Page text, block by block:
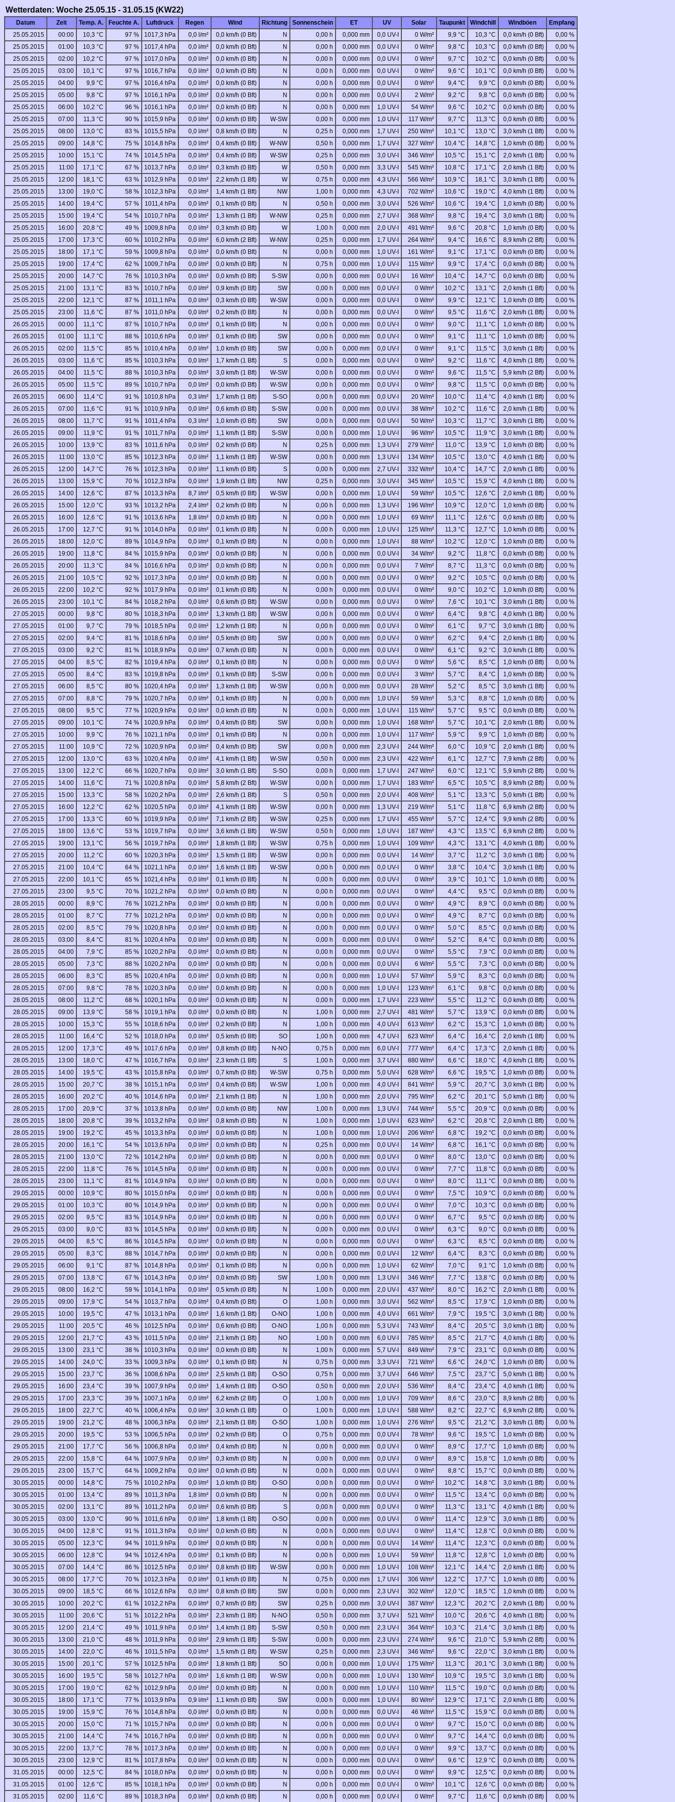
Wetterdaten: Woche 25.05.15 - 31.05.15 (KW22)
Datum Zeit Temp. A. Feuchte A. Luftdruck Regen Wind Richtung Sonnenschein ET UV Solar Taupunkt Windchill Windböen
Empfang
25.05.2015
00:00 10,3 °C 97 % 1017,3 hPa 0,0 l/m² 0,0 km/h (0 Bft) N 0,00 h 0,000 mm 0,0 UV-I 0 W/m² 9,9 °C 10,3 °C 0,0 km/h (0 Bft)
0,00 %
25.05.2015
01:00 10,3 °C 97 % 1017,4 hPa 0,0 l/m² 0,0 km/h (0 Bft) N 0,00 h 0,000 mm 0,0 UV-I 0 W/m² 9,8 °C 10,3 °C 0,0 km/h (0 Bft)
0,00 %
25.05.2015
02:00 10,2 °C 97 % 1017,0 hPa 0,0 l/m² 0,0 km/h (0 Bft) N 0,00 h 0,000 mm 0,0 UV-I 0 W/m² 9,7 °C 10,2 °C 0,0 km/h (0 Bft)
0,00 %
25.05.2015
03:00 10,1 °C 97 % 1016,7 hPa 0,0 l/m² 0,0 km/h (0 Bft) N 0,00 h 0,000 mm 0,0 UV-I 0 W/m² 9,6 °C 10,1 °C 0,0 km/h (0 Bft)
0,00 %
25.05.2015
04:00 9,9 °C 97 % 1016,4 hPa 0,0 l/m² 0,0 km/h (0 Bft) N 0,00 h 0,000 mm 0,0 UV-I 0 W/m² 9,4 °C 9,9 °C 0,0 km/h (0 Bft)
0,00 %
25.05.2015
05:00 9,8 °C 97 % 1016,1 hPa 0,0 l/m² 0,0 km/h (0 Bft) N 0,00 h 0,000 mm 0,0 UV-I 2 W/m² 9,2 °C 9,8 °C 0,0 km/h (0 Bft)
0,00 %
25.05.2015
06:00 10,2 °C 96 % 1016,1 hPa 0,0 l/m² 0,0 km/h (0 Bft) N 0,00 h 0,000 mm 1,0 UV-I 54 W/m² 9,6 °C 10,2 °C 0,0 km/h (0 Bft)
0,00 %
25.05.2015
07:00 11,3 °C 90 % 1015,9 hPa 0,0 l/m² 0,0 km/h (0 Bft) W-SW 0,00 h 0,000 mm 1,0 UV-I 117 W/m² 9,7 °C 11,3 °C 0,0 km/h (0 Bft)
0,00 %
25.05.2015
08:00 13,0 °C 83 % 1015,5 hPa 0,0 l/m² 0,8 km/h (0 Bft) N 0,25 h 0,000 mm 1,7 UV-I 250 W/m² 10,1 °C 13,0 °C 3,0 km/h (1 Bft)
0,00 %
25.05.2015
09:00 14,8 °C 75 % 1014,8 hPa 0,0 l/m² 0,4 km/h (0 Bft) W-NW 0,50 h 0,000 mm 1,7 UV-I 327 W/m² 10,4 °C 14,8 °C 1,0 km/h (0 Bft)
0,00 %
25.05.2015
10:00 15,1 °C 74 % 1014,5 hPa 0,0 l/m² 0,4 km/h (0 Bft) W-SW 0,25 h 0,000 mm 3,0 UV-I 346 W/m² 10,5 °C 15,1 °C 2,0 km/h (1 Bft)
0,00 %
25.05.2015
11:00 17,1 °C 67 % 1013,7 hPa 0,0 l/m² 0,3 km/h (0 Bft) W 0,50 h 0,000 mm 3,3 UV-I 545 W/m² 10,8 °C 17,1 °C 2,0 km/h (1 Bft)
0,00 %
25.05.2015
12:00 18,1 °C 63 % 1012,9 hPa 0,0 l/m² 2,2 km/h (1 Bft) W 0,75 h 0,000 mm 4,3 UV-I 566 W/m² 10,9 °C 18,1 °C 3,0 km/h (1 Bft)
0,00 %
25.05.2015
13:00 19,0 °C 58 % 1012,3 hPa 0,0 l/m² 1,4 km/h (1 Bft) NW 1,00 h 0,000 mm 4,3 UV-I 702 W/m² 10,6 °C 19,0 °C 4,0 km/h (1 Bft)
0,00 %
25.05.2015
14:00 19,4 °C 57 % 1011,4 hPa 0,0 l/m² 0,1 km/h (0 Bft) N 0,50 h 0,000 mm 3,0 UV-I 526 W/m² 10,6 °C 19,4 °C 1,0 km/h (0 Bft)
0,00 %
25.05.2015
15:00 19,4 °C 54 % 1010,7 hPa 0,0 l/m² 1,3 km/h (1 Bft) W-NW 0,25 h 0,000 mm 2,7 UV-I 368 W/m² 9,8 °C 19,4 °C 3,0 km/h (1 Bft)
0,00 %
25.05.2015
16:00 20,8 °C 49 % 1009,8 hPa 0,0 l/m² 0,3 km/h (0 Bft) W 1,00 h 0,000 mm 2,0 UV-I 491 W/m² 9,6 °C 20,8 °C 1,0 km/h (0 Bft)
0,00 %
25.05.2015
17:00 17,3 °C 60 % 1010,2 hPa 0,0 l/m² 6,0 km/h (2 Bft) W-NW 0,25 h 0,000 mm 1,7 UV-I 264 W/m² 9,4 °C 16,6 °C 8,9 km/h (2 Bft)
0,00 %
25.05.2015
18:00 17,1 °C 59 % 1009,8 hPa 0,0 l/m² 0,0 km/h (0 Bft) N 0,00 h 0,000 mm 1,0 UV-I 161 W/m² 9,1 °C 17,1 °C 0,0 km/h (0 Bft)
0,00 %
25.05.2015
19:00 17,4 °C 62 % 1009,7 hPa 0,0 l/m² 0,0 km/h (0 Bft) N 0,75 h 0,000 mm 1,0 UV-I 115 W/m² 9,9 °C 17,4 °C 0,0 km/h (0 Bft)
0,00 %
25.05.2015
20:00 14,7 °C 76 % 1010,3 hPa 0,0 l/m² 0,0 km/h (0 Bft) S-SW 0,00 h 0,000 mm 0,0 UV-I 16 W/m² 10,4 °C 14,7 °C 0,0 km/h (0 Bft)
0,00 %
25.05.2015
21:00 13,1 °C 83 % 1010,7 hPa 0,0 l/m² 0,9 km/h (0 Bft) SW 0,00 h 0,000 mm 0,0 UV-I 0 W/m² 10,2 °C 13,1 °C 2,0 km/h (1 Bft)
0,00 %
25.05.2015
22:00 12,1 °C 87 % 1011,1 hPa 0,0 l/m² 0,3 km/h (0 Bft) W-SW 0,00 h 0,000 mm 0,0 UV-I 0 W/m² 9,9 °C 12,1 °C 1,0 km/h (0 Bft)
0,00 %
25.05.2015
23:00 11,6 °C 87 % 1011,0 hPa 0,0 l/m² 0,2 km/h (0 Bft) N 0,00 h 0,000 mm 0,0 UV-I 0 W/m² 9,5 °C 11,6 °C 2,0 km/h (1 Bft)
0,00 %
26.05.2015
00:00 11,1 °C 87 % 1010,7 hPa 0,0 l/m² 0,1 km/h (0 Bft) N 0,00 h 0,000 mm 0,0 UV-I 0 W/m² 9,0 °C 11,1 °C 1,0 km/h (0 Bft)
0,00 %
26.05.2015
01:00 11,1 °C 88 % 1010,6 hPa 0,0 l/m² 0,1 km/h (0 Bft) SW 0,00 h 0,000 mm 0,0 UV-I 0 W/m² 9,1 °C 11,1 °C 1,0 km/h (0 Bft)
0,00 %
26.05.2015
02:00 11,5 °C 85 % 1010,4 hPa 0,0 l/m² 1,0 km/h (0 Bft) SW 0,00 h 0,000 mm 0,0 UV-I 0 W/m² 9,1 °C 11,5 °C 3,0 km/h (1 Bft)
0,00 %
26.05.2015
03:00 11,6 °C 85 % 1010,3 hPa 0,0 l/m² 1,7 km/h (1 Bft) S 0,00 h 0,000 mm 0,0 UV-I 0 W/m² 9,2 °C 11,6 °C 4,0 km/h (1 Bft)
0,00 %
26.05.2015
04:00 11,5 °C 88 % 1010,3 hPa 0,0 l/m² 3,0 km/h (1 Bft) W-SW 0,00 h 0,000 mm 0,0 UV-I 0 W/m² 9,6 °C 11,5 °C 5,9 km/h (2 Bft)
0,00 %
26.05.2015
05:00 11,5 °C 89 % 1010,7 hPa 0,0 l/m² 0,0 km/h (0 Bft) W-SW 0,00 h 0,000 mm 0,0 UV-I 0 W/m² 9,8 °C 11,5 °C 0,0 km/h (0 Bft)
0,00 %
26.05.2015
06:00 11,4 °C 91 % 1010,8 hPa 0,3 l/m² 1,7 km/h (1 Bft) S-SO 0,00 h 0,000 mm 0,0 UV-I 20 W/m² 10,0 °C 11,4 °C 4,0 km/h (1 Bft)
0,00 %
26.05.2015
07:00 11,6 °C 91 % 1010,9 hPa 0,0 l/m² 0,6 km/h (0 Bft) S-SW 0,00 h 0,000 mm 0,0 UV-I 38 W/m² 10,2 °C 11,6 °C 2,0 km/h (1 Bft)
0,00 %
26.05.2015
08:00 11,7 °C 91 % 1011,4 hPa 0,3 l/m² 1,0 km/h (0 Bft) SW 0,00 h 0,000 mm 0,0 UV-I 50 W/m² 10,3 °C 11,7 °C 3,0 km/h (1 Bft)
0,00 %
26.05.2015
09:00 11,9 °C 91 % 1011,7 hPa 0,0 l/m² 1,1 km/h (1 Bft) S-SW 0,00 h 0,000 mm 1,0 UV-I 96 W/m² 10,5 °C 11,9 °C 3,0 km/h (1 Bft)
0,00 %
26.05.2015
10:00 13,9 °C 83 % 1011,6 hPa 0,0 l/m² 0,2 km/h (0 Bft) N 0,25 h 0,000 mm 1,3 UV-I 279 W/m² 11,0 °C 13,9 °C 1,0 km/h (0 Bft)
0,00 %
26.05.2015
11:00 13,0 °C 85 % 1012,3 hPa 0,0 l/m² 1,1 km/h (1 Bft) W-SW 0,00 h 0,000 mm 1,3 UV-I 134 W/m² 10,5 °C 13,0 °C 4,0 km/h (1 Bft)
0,00 %
26.05.2015
12:00 14,7 °C 76 % 1012,3 hPa 0,0 l/m² 1,1 km/h (0 Bft) S 0,00 h 0,000 mm 2,7 UV-I 332 W/m² 10,4 °C 14,7 °C 2,0 km/h (1 Bft)
0,00 %
26.05.2015
13:00 15,9 °C 70 % 1012,3 hPa 0,0 l/m² 1,9 km/h (1 Bft) NW 0,25 h 0,000 mm 3,0 UV-I 345 W/m² 10,5 °C 15,9 °C 4,0 km/h (1 Bft)
0,00 %
26.05.2015
14:00 12,6 °C 87 % 1013,3 hPa 8,7 l/m² 0,5 km/h (0 Bft) W-SW 0,00 h 0,000 mm 1,0 UV-I 59 W/m² 10,5 °C 12,6 °C 2,0 km/h (1 Bft)
0,00 %
26.05.2015
15:00 12,0 °C 93 % 1013,2 hPa 2,4 l/m² 0,2 km/h (0 Bft) N 0,00 h 0,000 mm 1,3 UV-I 196 W/m² 10,9 °C 12,0 °C 1,0 km/h (0 Bft)
0,00 %
26.05.2015
16:00 12,6 °C 91 % 1013,6 hPa 1,8 l/m² 0,0 km/h (0 Bft) N 0,00 h 0,000 mm 1,0 UV-I 69 W/m² 11,1 °C 12,6 °C 0,0 km/h (0 Bft)
0,00 %
26.05.2015
17:00 12,7 °C 91 % 1014,0 hPa 0,0 l/m² 0,1 km/h (0 Bft) N 0,00 h 0,000 mm 1,0 UV-I 125 W/m² 11,3 °C 12,7 °C 1,0 km/h (0 Bft)
0,00 %
26.05.2015
18:00 12,0 °C 89 % 1014,9 hPa 0,0 l/m² 0,1 km/h (0 Bft) N 0,00 h 0,000 mm 1,0 UV-I 88 W/m² 10,2 °C 12,0 °C 1,0 km/h (0 Bft)
0,00 %
26.05.2015
19:00 11,8 °C 84 % 1015,9 hPa 0,0 l/m² 0,0 km/h (0 Bft) N 0,00 h 0,000 mm 0,0 UV-I 34 W/m² 9,2 °C 11,8 °C 0,0 km/h (0 Bft)
0,00 %
26.05.2015
20:00 11,3 °C 84 % 1016,6 hPa 0,0 l/m² 0,0 km/h (0 Bft) N 0,00 h 0,000 mm 0,0 UV-I 7 W/m² 8,7 °C 11,3 °C 0,0 km/h (0 Bft)
0,00 %
26.05.2015
21:00 10,5 °C 92 % 1017,3 hPa 0,0 l/m² 0,0 km/h (0 Bft) N 0,00 h 0,000 mm 0,0 UV-I 0 W/m² 9,2 °C 10,5 °C 0,0 km/h (0 Bft)
0,00 %
26.05.2015
22:00 10,2 °C 92 % 1017,9 hPa 0,0 l/m² 0,1 km/h (0 Bft) N 0,00 h 0,000 mm 0,0 UV-I 0 W/m² 9,0 °C 10,2 °C 1,0 km/h (0 Bft)
0,00 %
26.05.2015
23:00 10,1 °C 84 % 1018,2 hPa 0,0 l/m² 0,6 km/h (0 Bft) W-SW 0,00 h 0,000 mm 0,0 UV-I 0 W/m² 7,6 °C 10,1 °C 3,0 km/h (1 Bft)
0,00 %
27.05.2015
00:00 9,8 °C 80 % 1018,3 hPa 0,0 l/m² 1,3 km/h (1 Bft) W-SW 0,00 h 0,000 mm 0,0 UV-I 0 W/m² 6,4 °C 9,8 °C 4,0 km/h (1 Bft)
0,00 %
27.05.2015
01:00 9,7 °C 79 % 1018,5 hPa 0,0 l/m² 1,2 km/h (1 Bft) N 0,00 h 0,000 mm 0,0 UV-I 0 W/m² 6,1 °C 9,7 °C 3,0 km/h (1 Bft)
0,00 %
27.05.2015
02:00 9,4 °C 81 % 1018,6 hPa 0,0 l/m² 0,5 km/h (0 Bft) SW 0,00 h 0,000 mm 0,0 UV-I 0 W/m² 6,2 °C 9,4 °C 2,0 km/h (1 Bft)
0,00 %
27.05.2015
03:00 9,2 °C 81 % 1018,9 hPa 0,0 l/m² 0,7 km/h (0 Bft) N 0,00 h 0,000 mm 0,0 UV-I 0 W/m² 6,1 °C 9,2 °C 3,0 km/h (1 Bft)
0,00 %
27.05.2015
04:00 8,5 °C 82 % 1019,4 hPa 0,0 l/m² 0,1 km/h (0 Bft) N 0,00 h 0,000 mm 0,0 UV-I 0 W/m² 5,6 °C 8,5 °C 1,0 km/h (0 Bft)
0,00 %
27.05.2015
05:00 8,4 °C 83 % 1019,8 hPa 0,0 l/m² 0,1 km/h (0 Bft) S-SW 0,00 h 0,000 mm 0,0 UV-I 3 W/m² 5,7 °C 8,4 °C 1,0 km/h (0 Bft)
0,00 %
27.05.2015
06:00 8,5 °C 80 % 1020,4 hPa 0,0 l/m² 1,3 km/h (1 Bft) W-SW 0,00 h 0,000 mm 0,0 UV-I 28 W/m² 5,2 °C 8,5 °C 3,0 km/h (1 Bft)
0,00 %
27.05.2015
07:00 8,8 °C 79 % 1020,7 hPa 0,0 l/m² 0,1 km/h (0 Bft) N 0,00 h 0,000 mm 1,0 UV-I 59 W/m² 5,3 °C 8,8 °C 1,0 km/h (0 Bft)
0,00 %
27.05.2015
08:00 9,5 °C 77 % 1020,9 hPa 0,0 l/m² 0,0 km/h (0 Bft) N 0,00 h 0,000 mm 1,0 UV-I 115 W/m² 5,7 °C 9,5 °C 0,0 km/h (0 Bft)
0,00 %
27.05.2015
09:00 10,1 °C 74 % 1020,9 hPa 0,0 l/m² 0,4 km/h (0 Bft) SW 0,00 h 0,000 mm 1,0 UV-I 168 W/m² 5,7 °C 10,1 °C 2,0 km/h (1 Bft)
0,00 %
27.05.2015
10:00 9,9 °C 76 % 1021,1 hPa 0,0 l/m² 0,1 km/h (0 Bft) N 0,00 h 0,000 mm 1,0 UV-I 117 W/m² 5,9 °C 9,9 °C 1,0 km/h (0 Bft)
0,00 %
27.05.2015
11:00 10,9 °C 72 % 1020,9 hPa 0,0 l/m² 0,4 km/h (0 Bft) SW 0,00 h 0,000 mm 2,3 UV-I 244 W/m² 6,0 °C 10,9 °C 2,0 km/h (1 Bft)
0,00 %
27.05.2015
12:00 13,0 °C 63 % 1020,4 hPa 0,0 l/m² 4,1 km/h (1 Bft) W-SW 0,50 h 0,000 mm 2,3 UV-I 422 W/m² 6,1 °C 12,7 °C 7,9 km/h (2 Bft)
0,00 %
27.05.2015
13:00 12,2 °C 66 % 1020,7 hPa 0,0 l/m² 3,0 km/h (1 Bft) S-SO 0,00 h 0,000 mm 1,7 UV-I 247 W/m² 6,0 °C 12,1 °C 5,9 km/h (2 Bft)
0,00 %
27.05.2015
14:00 11,6 °C 71 % 1020,8 hPa 0,0 l/m² 5,8 km/h (2 Bft) W-SW 0,00 h 0,000 mm 1,7 UV-I 183 W/m² 6,5 °C 10,5 °C 8,9 km/h (2 Bft)
0,00 %
27.05.2015
15:00 13,3 °C 58 % 1020,2 hPa 0,0 l/m² 2,6 km/h (1 Bft) S 0,50 h 0,000 mm 2,0 UV-I 408 W/m² 5,1 °C 13,3 °C 5,0 km/h (1 Bft)
0,00 %
27.05.2015
16:00 12,2 °C 62 % 1020,5 hPa 0,0 l/m² 4,1 km/h (1 Bft) W-SW 0,00 h 0,000 mm 1,3 UV-I 219 W/m² 5,1 °C 11,8 °C 6,9 km/h (2 Bft)
0,00 %
27.05.2015
17:00 13,3 °C 60 % 1019,9 hPa 0,0 l/m² 7,1 km/h (2 Bft) W-SW 0,25 h 0,000 mm 1,7 UV-I 455 W/m² 5,7 °C 12,4 °C 9,9 km/h (2 Bft)
0,00 %
27.05.2015
18:00 13,6 °C 53 % 1019,7 hPa 0,0 l/m² 3,6 km/h (1 Bft) W-SW 0,50 h 0,000 mm 1,0 UV-I 187 W/m² 4,3 °C 13,5 °C 6,9 km/h (2 Bft)
0,00 %
27.05.2015
19:00 13,1 °C 56 % 1019,7 hPa 0,0 l/m² 1,8 km/h (1 Bft) W-SW 0,75 h 0,000 mm 1,0 UV-I 109 W/m² 4,3 °C 13,1 °C 4,0 km/h (1 Bft)
0,00 %
27.05.2015
20:00 11,2 °C 60 % 1020,3 hPa 0,0 l/m² 1,5 km/h (1 Bft) W-SW 0,00 h 0,000 mm 0,0 UV-I 14 W/m² 3,7 °C 11,2 °C 3,0 km/h (1 Bft)
0,00 %
27.05.2015
21:00 10,4 °C 64 % 1021,1 hPa 0,0 l/m² 1,6 km/h (1 Bft) W-SW 0,00 h 0,000 mm 0,0 UV-I 0 W/m² 3,8 °C 10,4 °C 3,0 km/h (1 Bft)
0,00 %
27.05.2015
22:00 10,1 °C 65 % 1021,4 hPa 0,0 l/m² 0,1 km/h (0 Bft) N 0,00 h 0,000 mm 0,0 UV-I 0 W/m² 3,9 °C 10,1 °C 1,0 km/h (0 Bft)
0,00 %
27.05.2015
23:00 9,5 °C 70 % 1021,2 hPa 0,0 l/m² 0,0 km/h (0 Bft) N 0,00 h 0,000 mm 0,0 UV-I 0 W/m² 4,4 °C 9,5 °C 0,0 km/h (0 Bft)
0,00 %
28.05.2015
00:00 8,9 °C 76 % 1021,2 hPa 0,0 l/m² 0,0 km/h (0 Bft) N 0,00 h 0,000 mm 0,0 UV-I 0 W/m² 4,9 °C 8,9 °C 0,0 km/h (0 Bft)
0,00 %
28.05.2015
01:00 8,7 °C 77 % 1021,2 hPa 0,0 l/m² 0,0 km/h (0 Bft) N 0,00 h 0,000 mm 0,0 UV-I 0 W/m² 4,9 °C 8,7 °C 0,0 km/h (0 Bft)
0,00 %
28.05.2015
02:00 8,5 °C 79 % 1020,8 hPa 0,0 l/m² 0,0 km/h (0 Bft) N 0,00 h 0,000 mm 0,0 UV-I 0 W/m² 5,0 °C 8,5 °C 0,0 km/h (0 Bft)
0,00 %
28.05.2015
03:00 8,4 °C 81 % 1020,4 hPa 0,0 l/m² 0,0 km/h (0 Bft) N 0,00 h 0,000 mm 0,0 UV-I 0 W/m² 5,2 °C 8,4 °C 0,0 km/h (0 Bft)
0,00 %
28.05.2015
04:00 7,9 °C 85 % 1020,2 hPa 0,0 l/m² 0,0 km/h (0 Bft) N 0,00 h 0,000 mm 0,0 UV-I 0 W/m² 5,5 °C 7,9 °C 0,0 km/h (0 Bft)
0,00 %
28.05.2015
05:00 7,3 °C 88 % 1020,2 hPa 0,0 l/m² 0,0 km/h (0 Bft) N 0,00 h 0,000 mm 0,0 UV-I 6 W/m² 5,5 °C 7,3 °C 0,0 km/h (0 Bft)
0,00 %
28.05.2015
06:00 8,3 °C 85 % 1020,4 hPa 0,0 l/m² 0,0 km/h (0 Bft) N 0,00 h 0,000 mm 1,0 UV-I 57 W/m² 5,9 °C 8,3 °C 0,0 km/h (0 Bft)
0,00 %
28.05.2015
07:00 9,8 °C 78 % 1020,3 hPa 0,0 l/m² 0,0 km/h (0 Bft) N 0,00 h 0,000 mm 1,0 UV-I 123 W/m² 6,1 °C 9,8 °C 0,0 km/h (0 Bft)
0,00 %
28.05.2015
08:00 11,2 °C 68 % 1020,1 hPa 0,0 l/m² 0,0 km/h (0 Bft) N 0,00 h 0,000 mm 1,7 UV-I 223 W/m² 5,5 °C 11,2 °C 0,0 km/h (0 Bft)
0,00 %
28.05.2015
09:00 13,9 °C 58 % 1019,1 hPa 0,0 l/m² 0,0 km/h (0 Bft) N 1,00 h 0,000 mm 2,7 UV-I 481 W/m² 5,7 °C 13,9 °C 0,0 km/h (0 Bft)
0,00 %
28.05.2015
10:00 15,3 °C 55 % 1018,6 hPa 0,0 l/m² 0,2 km/h (0 Bft) N 1,00 h 0,000 mm 4,0 UV-I 613 W/m² 6,2 °C 15,3 °C 1,0 km/h (0 Bft)
0,00 %
28.05.2015
11:00 16,4 °C 52 % 1018,0 hPa 0,0 l/m² 0,5 km/h (0 Bft) SO 1,00 h 0,000 mm 4,7 UV-I 623 W/m² 6,4 °C 16,4 °C 2,0 km/h (1 Bft)
0,00 %
28.05.2015
12:00 17,3 °C 49 % 1017,6 hPa 0,0 l/m² 0,8 km/h (0 Bft) N-NO 0,75 h 0,000 mm 6,0 UV-I 777 W/m² 6,4 °C 17,3 °C 2,0 km/h (1 Bft)
0,00 %
28.05.2015
13:00 18,0 °C 47 % 1016,7 hPa 0,0 l/m² 2,3 km/h (1 Bft) S 1,00 h 0,000 mm 3,7 UV-I 880 W/m² 6,6 °C 18,0 °C 4,0 km/h (1 Bft)
0,00 %
28.05.2015
14:00 19,5 °C 43 % 1015,8 hPa 0,0 l/m² 0,7 km/h (0 Bft) W-SW 0,75 h 0,000 mm 5,0 UV-I 628 W/m² 6,6 °C 19,5 °C 1,0 km/h (0 Bft)
0,00 %
28.05.2015
15:00 20,7 °C 38 % 1015,1 hPa 0,0 l/m² 0,4 km/h (0 Bft) W-SW 1,00 h 0,000 mm 4,0 UV-I 841 W/m² 5,9 °C 20,7 °C 3,0 km/h (1 Bft)
0,00 %
28.05.2015
16:00 20,2 °C 40 % 1014,6 hPa 0,0 l/m² 2,1 km/h (1 Bft) N 1,00 h 0,000 mm 2,0 UV-I 795 W/m² 6,2 °C 20,1 °C 5,0 km/h (1 Bft)
0,00 %
28.05.2015
17:00 20,9 °C 37 % 1013,8 hPa 0,0 l/m² 0,0 km/h (0 Bft) NW 1,00 h 0,000 mm 1,3 UV-I 744 W/m² 5,5 °C 20,9 °C 0,0 km/h (0 Bft)
0,00 %
28.05.2015
18:00 20,8 °C 39 % 1013,2 hPa 0,0 l/m² 0,8 km/h (0 Bft) N 1,00 h 0,000 mm 1,0 UV-I 623 W/m² 6,2 °C 20,8 °C 2,0 km/h (1 Bft)
0,00 %
28.05.2015
19:00 19,2 °C 45 % 1013,3 hPa 0,0 l/m² 0,0 km/h (0 Bft) N 1,00 h 0,000 mm 1,0 UV-I 206 W/m² 6,8 °C 19,2 °C 0,0 km/h (0 Bft)
0,00 %
28.05.2015
20:00 16,1 °C 54 % 1013,6 hPa 0,0 l/m² 0,0 km/h (0 Bft) N 0,25 h 0,000 mm 0,0 UV-I 14 W/m² 6,8 °C 16,1 °C 0,0 km/h (0 Bft)
0,00 %
28.05.2015
21:00 13,0 °C 72 % 1014,2 hPa 0,0 l/m² 0,0 km/h (0 Bft) N 0,00 h 0,000 mm 0,0 UV-I 0 W/m² 8,0 °C 13,0 °C 0,0 km/h (0 Bft)
0,00 %
28.05.2015
22:00 11,8 °C 76 % 1014,5 hPa 0,0 l/m² 0,0 km/h (0 Bft) N 0,00 h 0,000 mm 0,0 UV-I 0 W/m² 7,7 °C 11,8 °C 0,0 km/h (0 Bft)
0,00 %
28.05.2015
23:00 11,1 °C 81 % 1014,9 hPa 0,0 l/m² 0,0 km/h (0 Bft) N 0,00 h 0,000 mm 0,0 UV-I 0 W/m² 8,0 °C 11,1 °C 0,0 km/h (0 Bft)
0,00 %
29.05.2015
00:00 10,9 °C 80 % 1015,0 hPa 0,0 l/m² 0,0 km/h (0 Bft) N 0,00 h 0,000 mm 0,0 UV-I 0 W/m² 7,5 °C 10,9 °C 0,0 km/h (0 Bft)
0,00 %
29.05.2015
01:00 10,3 °C 80 % 1014,9 hPa 0,0 l/m² 0,0 km/h (0 Bft) N 0,00 h 0,000 mm 0,0 UV-I 0 W/m² 7,0 °C 10,3 °C 0,0 km/h (0 Bft)
0,00 %
29.05.2015
02:00 9,5 °C 83 % 1014,9 hPa 0,0 l/m² 0,0 km/h (0 Bft) N 0,00 h 0,000 mm 0,0 UV-I 0 W/m² 6,7 °C 9,5 °C 0,0 km/h (0 Bft)
0,00 %
29.05.2015
03:00 9,0 °C 83 % 1014,5 hPa 0,0 l/m² 0,0 km/h (0 Bft) N 0,00 h 0,000 mm 0,0 UV-I 0 W/m² 6,3 °C 9,0 °C 0,0 km/h (0 Bft)
0,00 %
29.05.2015
04:00 8,5 °C 86 % 1014,5 hPa 0,0 l/m² 0,0 km/h (0 Bft) N 0,00 h 0,000 mm 0,0 UV-I 0 W/m² 6,3 °C 8,5 °C 0,0 km/h (0 Bft)
0,00 %
29.05.2015
05:00 8,3 °C 88 % 1014,7 hPa 0,0 l/m² 0,0 km/h (0 Bft) N 0,00 h 0,000 mm 0,0 UV-I 12 W/m² 6,4 °C 8,3 °C 0,0 km/h (0 Bft)
0,00 %
29.05.2015
06:00 9,1 °C 87 % 1014,8 hPa 0,0 l/m² 0,1 km/h (0 Bft) N 0,00 h 0,000 mm 1,0 UV-I 62 W/m² 7,0 °C 9,1 °C 1,0 km/h (0 Bft)
0,00 %
29.05.2015
07:00 13,8 °C 67 % 1014,3 hPa 0,0 l/m² 0,0 km/h (0 Bft) SW 1,00 h 0,000 mm 1,3 UV-I 346 W/m² 7,7 °C 13,8 °C 0,0 km/h (0 Bft)
0,00 %
29.05.2015
08:00 16,2 °C 59 % 1014,1 hPa 0,0 l/m² 0,5 km/h (0 Bft) N 1,00 h 0,000 mm 2,0 UV-I 437 W/m² 8,0 °C 16,2 °C 2,0 km/h (1 Bft)
0,00 %
29.05.2015
09:00 17,9 °C 54 % 1013,7 hPa 0,0 l/m² 0,4 km/h (0 Bft) O 1,00 h 0,000 mm 3,0 UV-I 562 W/m² 8,5 °C 17,9 °C 1,0 km/h (0 Bft)
0,00 %
29.05.2015
10:00 19,5 °C 47 % 1013,1 hPa 0,0 l/m² 1,6 km/h (1 Bft) O-NO 1,00 h 0,000 mm 4,0 UV-I 661 W/m² 7,9 °C 19,5 °C 3,0 km/h (1 Bft)
0,00 %
29.05.2015
11:00 20,5 °C 46 % 1012,5 hPa 0,0 l/m² 0,6 km/h (0 Bft) O-NO 1,00 h 0,000 mm 5,3 UV-I 743 W/m² 8,4 °C 20,5 °C 3,0 km/h (1 Bft)
0,00 %
29.05.2015
12:00 21,7 °C 43 % 1011,5 hPa 0,0 l/m² 2,1 km/h (1 Bft) NO 1,00 h 0,000 mm 6,0 UV-I 785 W/m² 8,5 °C 21,7 °C 4,0 km/h (1 Bft)
0,00 %
29.05.2015
13:00 23,1 °C 38 % 1010,3 hPa 0,0 l/m² 0,0 km/h (0 Bft) N 1,00 h 0,000 mm 5,7 UV-I 849 W/m² 7,9 °C 23,1 °C 0,0 km/h (0 Bft)
0,00 %
29.05.2015
14:00 24,0 °C 33 % 1009,3 hPa 0,0 l/m² 0,1 km/h (0 Bft) N 0,75 h 0,000 mm 3,3 UV-I 721 W/m² 6,6 °C 24,0 °C 1,0 km/h (0 Bft)
0,00 %
29.05.2015
15:00 23,7 °C 36 % 1008,6 hPa 0,0 l/m² 2,5 km/h (1 Bft) O-SO 0,75 h 0,000 mm 3,7 UV-I 646 W/m² 7,5 °C 23,7 °C 5,0 km/h (1 Bft)
0,00 %
29.05.2015
16:00 23,4 °C 39 % 1007,9 hPa 0,0 l/m² 1,4 km/h (1 Bft) O-SO 0,50 h 0,000 mm 2,0 UV-I 536 W/m² 8,4 °C 23,4 °C 4,0 km/h (1 Bft)
0,00 %
29.05.2015
17:00 23,3 °C 39 % 1007,1 hPa 0,0 l/m² 6,2 km/h (2 Bft) O 1,00 h 0,000 mm 1,0 UV-I 709 W/m² 8,6 °C 23,0 °C 8,9 km/h (2 Bft)
0,00 %
29.05.2015
18:00 22,7 °C 40 % 1006,4 hPa 0,0 l/m² 3,0 km/h (1 Bft) O 1,00 h 0,000 mm 1,0 UV-I 588 W/m² 8,2 °C 22,7 °C 6,9 km/h (2 Bft)
0,00 %
29.05.2015
19:00 21,2 °C 48 % 1006,3 hPa 0,0 l/m² 2,1 km/h (1 Bft) O-SO 1,00 h 0,000 mm 1,0 UV-I 276 W/m² 9,5 °C 21,2 °C 3,0 km/h (1 Bft)
0,00 %
29.05.2015
20:00 19,5 °C 53 % 1006,5 hPa 0,0 l/m² 0,2 km/h (0 Bft) O 0,75 h 0,000 mm 0,0 UV-I 78 W/m² 9,6 °C 19,5 °C 1,0 km/h (0 Bft)
0,00 %
29.05.2015
21:00 17,7 °C 56 % 1006,8 hPa 0,0 l/m² 0,4 km/h (0 Bft) N 0,00 h 0,000 mm 0,0 UV-I 0 W/m² 8,9 °C 17,7 °C 1,0 km/h (0 Bft)
0,00 %
29.05.2015
22:00 15,8 °C 64 % 1007,9 hPa 0,0 l/m² 0,3 km/h (0 Bft) N 0,00 h 0,000 mm 0,0 UV-I 0 W/m² 8,9 °C 15,8 °C 1,0 km/h (0 Bft)
0,00 %
29.05.2015
23:00 15,7 °C 64 % 1009,2 hPa 0,0 l/m² 0,0 km/h (0 Bft) N 0,00 h 0,000 mm 0,0 UV-I 0 W/m² 8,8 °C 15,7 °C 0,0 km/h (0 Bft)
0,00 %
30.05.2015
00:00 14,8 °C 75 % 1010,2 hPa 0,0 l/m² 1,0 km/h (0 Bft) O-SO 0,00 h 0,000 mm 0,0 UV-I 0 W/m² 10,2 °C 14,8 °C 3,0 km/h (1 Bft)
0,00 %
30.05.2015
01:00 13,4 °C 89 % 1011,3 hPa 1,8 l/m² 0,0 km/h (0 Bft) N 0,00 h 0,000 mm 0,0 UV-I 0 W/m² 11,5 °C 13,4 °C 0,0 km/h (0 Bft)
0,00 %
30.05.2015
02:00 13,1 °C 89 % 1011,2 hPa 0,0 l/m² 0,6 km/h (0 Bft) S 0,00 h 0,000 mm 0,0 UV-I 0 W/m² 11,3 °C 13,1 °C 4,0 km/h (1 Bft)
0,00 %
30.05.2015
03:00 13,0 °C 90 % 1011,6 hPa 0,0 l/m² 1,8 km/h (1 Bft) O-SO 0,00 h 0,000 mm 0,0 UV-I 0 W/m² 11,4 °C 12,9 °C 3,0 km/h (1 Bft)
0,00 %
30.05.2015
04:00 12,8 °C 91 % 1011,3 hPa 0,0 l/m² 0,0 km/h (0 Bft) N 0,00 h 0,000 mm 0,0 UV-I 0 W/m² 11,4 °C 12,8 °C 0,0 km/h (0 Bft)
0,00 %
30.05.2015
05:00 12,3 °C 94 % 1011,9 hPa 0,0 l/m² 0,0 km/h (0 Bft) N 0,00 h 0,000 mm 0,0 UV-I 14 W/m² 11,4 °C 12,3 °C 0,0 km/h (0 Bft)
0,00 %
30.05.2015
06:00 12,8 °C 94 % 1012,4 hPa 0,0 l/m² 0,1 km/h (0 Bft) N 0,00 h 0,000 mm 1,0 UV-I 59 W/m² 11,8 °C 12,8 °C 1,0 km/h (0 Bft)
0,00 %
30.05.2015
07:00 14,4 °C 86 % 1012,5 hPa 0,0 l/m² 0,8 km/h (0 Bft) W-SW 0,00 h 0,000 mm 1,0 UV-I 108 W/m² 12,1 °C 14,4 °C 2,0 km/h (1 Bft)
0,00 %
30.05.2015
08:00 17,7 °C 70 % 1012,3 hPa 0,0 l/m² 0,1 km/h (0 Bft) N 0,75 h 0,000 mm 1,7 UV-I 306 W/m² 12,2 °C 17,7 °C 1,0 km/h (0 Bft)
0,00 %
30.05.2015
09:00 18,5 °C 66 % 1012,6 hPa 0,0 l/m² 0,8 km/h (0 Bft) SW 0,00 h 0,000 mm 2,3 UV-I 302 W/m² 12,0 °C 18,5 °C 1,0 km/h (0 Bft)
0,00 %
30.05.2015
10:00 20,2 °C 61 % 1012,2 hPa 0,0 l/m² 0,7 km/h (0 Bft) SW 0,25 h 0,000 mm 3,0 UV-I 387 W/m² 12,3 °C 20,2 °C 2,0 km/h (1 Bft)
0,00 %
30.05.2015
11:00 20,6 °C 51 % 1012,2 hPa 0,0 l/m² 2,3 km/h (1 Bft) N-NO 0,50 h 0,000 mm 3,7 UV-I 521 W/m² 10,0 °C 20,6 °C 4,0 km/h (1 Bft)
0,00 %
30.05.2015
12:00 21,4 °C 49 % 1011,9 hPa 0,0 l/m² 1,4 km/h (1 Bft) S-SW 0,50 h 0,000 mm 2,3 UV-I 364 W/m² 10,3 °C 21,4 °C 3,0 km/h (1 Bft)
0,00 %
30.05.2015
13:00 21,0 °C 48 % 1011,9 hPa 0,0 l/m² 2,9 km/h (1 Bft) S-SW 0,00 h 0,000 mm 2,3 UV-I 274 W/m² 9,6 °C 21,0 °C 5,9 km/h (2 Bft)
0,00 %
30.05.2015
14:00 22,0 °C 46 % 1011,5 hPa 0,0 l/m² 1,5 km/h (1 Bft) W-SW 0,25 h 0,000 mm 2,3 UV-I 346 W/m² 9,6 °C 22,0 °C 3,0 km/h (1 Bft)
0,00 %
30.05.2015
15:00 20,1 °C 57 % 1012,5 hPa 0,0 l/m² 1,8 km/h (1 Bft) SO 0,00 h 0,000 mm 1,0 UV-I 175 W/m² 11,3 °C 20,1 °C 3,0 km/h (1 Bft)
0,00 %
30.05.2015
16:00 19,5 °C 58 % 1012,7 hPa 0,0 l/m² 1,6 km/h (1 Bft) W-SW 0,00 h 0,000 mm 1,0 UV-I 130 W/m² 10,9 °C 19,5 °C 3,0 km/h (1 Bft)
0,00 %
30.05.2015
17:00 19,0 °C 62 % 1012,9 hPa 0,0 l/m² 0,0 km/h (0 Bft) N 0,00 h 0,000 mm 1,0 UV-I 110 W/m² 11,5 °C 19,0 °C 0,0 km/h (0 Bft)
0,00 %
30.05.2015
18:00 17,1 °C 77 % 1013,9 hPa 0,9 l/m² 1,1 km/h (0 Bft) SW 0,00 h 0,000 mm 1,0 UV-I 80 W/m² 12,9 °C 17,1 °C 2,0 km/h (1 Bft)
0,00 %
30.05.2015
19:00 15,9 °C 76 % 1014,8 hPa 0,0 l/m² 0,0 km/h (0 Bft) N 0,00 h 0,000 mm 0,0 UV-I 46 W/m² 11,5 °C 15,9 °C 0,0 km/h (0 Bft)
0,00 %
30.05.2015
20:00 15,0 °C 71 % 1015,7 hPa 0,0 l/m² 0,0 km/h (0 Bft) N 0,00 h 0,000 mm 0,0 UV-I 0 W/m² 9,7 °C 15,0 °C 0,0 km/h (0 Bft)
0,00 %
30.05.2015
21:00 14,4 °C 74 % 1016,7 hPa 0,0 l/m² 0,0 km/h (0 Bft) N 0,00 h 0,000 mm 0,0 UV-I 0 W/m² 9,7 °C 14,4 °C 0,0 km/h (0 Bft)
0,00 %
30.05.2015
22:00 13,7 °C 78 % 1017,3 hPa 0,0 l/m² 0,0 km/h (0 Bft) N 0,00 h 0,000 mm 0,0 UV-I 0 W/m² 9,9 °C 13,7 °C 0,0 km/h (0 Bft)
0,00 %
30.05.2015
23:00 12,9 °C 81 % 1017,8 hPa 0,0 l/m² 0,0 km/h (0 Bft) N 0,00 h 0,000 mm 0,0 UV-I 0 W/m² 9,6 °C 12,9 °C 0,0 km/h (0 Bft)
0,00 %
31.05.2015
00:00 12,5 °C 84 % 1018,0 hPa 0,0 l/m² 0,0 km/h (0 Bft) N 0,00 h 0,000 mm 0,0 UV-I 0 W/m² 9,9 °C 12,5 °C 0,0 km/h (0 Bft)
0,00 %
31.05.2015
01:00 12,6 °C 85 % 1018,1 hPa 0,0 l/m² 0,0 km/h (0 Bft) N 0,00 h 0,000 mm 0,0 UV-I 0 W/m² 10,1 °C 12,6 °C 0,0 km/h (0 Bft)
0,00 %
31.05.2015
02:00 11,6 °C 89 % 1018,3 hPa 0,0 l/m² 0,0 km/h (0 Bft) N 0,00 h 0,000 mm 0,0 UV-I 0 W/m² 9,7 °C 11,6 °C 0,0 km/h (0 Bft) 0,00 %